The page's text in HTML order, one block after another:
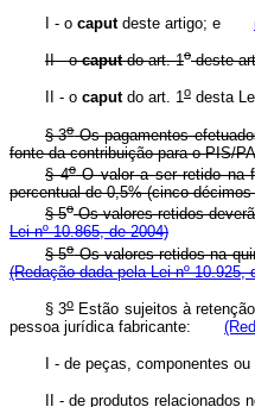
I - o caputdeste artigo; e
II - ocaputdo art. 1odeste
II - o caputdo art. 1o desta
§ 3oOs pagamentos
fonte da contribuição para o
§ 4oO valor a ser retido na
percentual de 0,5% (cinco
§ 5oOs valores retidos
Lei nº 10.865, de 2004)
§ 5oOs valores retidos na
(Redação dada pela Lei nº 10.925,
§ 3oEstão sujeitos à
pessoa jurídica fabricante:
I - de peças, componentes
II - de produtos relacionados